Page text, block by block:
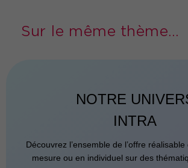
Sur le même thème...
NOTRE
INTRA
Découvrez l’ensemble de l’offre
mesure ou en individuel sur des